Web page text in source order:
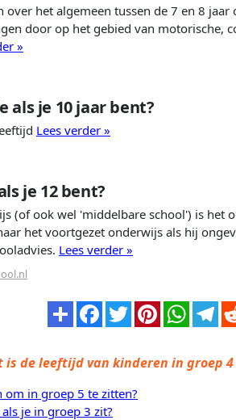
over het algemeen tussen de 7 en 8 jaar
door op het gebied van motorische,
»
als je 10 jaar bent?
Lees verder »
je 12 bent?
(of ook wel 'middelbare school') is het
het voortgezet onderwijs als hij
Lees verder »
is de leeftijd van kinderen in groep 4
om in groep 5 te zitten?
je in groep 3 zit?